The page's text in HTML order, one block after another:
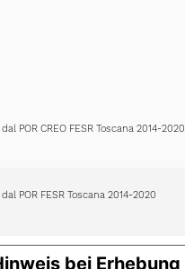
POR CREO FESR Toscana 2014-2020
POR FESR Toscana 2014-2020
bei Erhebung